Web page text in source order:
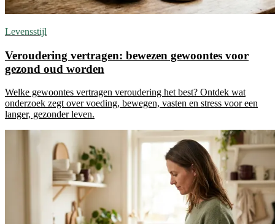
Levensstijl
Veroudering vertragen: bewezen gewoontes voor
gezond oud worden
Welke gewoontes vertragen veroudering het best? Ontdek wat
onderzoek zegt over voeding, bewegen, vasten en stress voor een
langer, gezonder leven.